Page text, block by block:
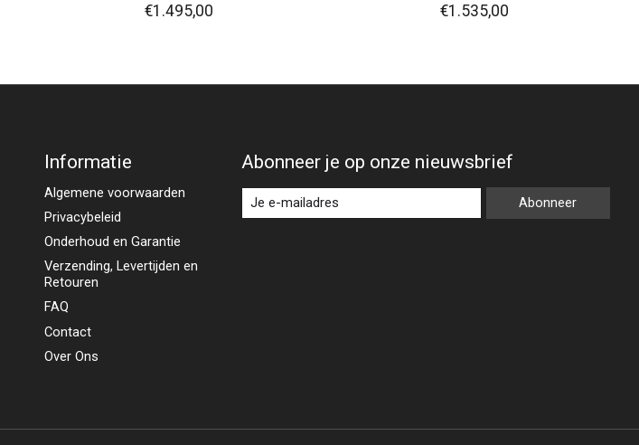
€1.495,00
€1.535,00
Informatie
Algemene voorwaarden
Privacybeleid
Onderhoud en Garantie
Verzending, Levertijden en
Retouren
FAQ
Contact
Over Ons
Abonneer je op onze nieuwsbrief
Abonneer